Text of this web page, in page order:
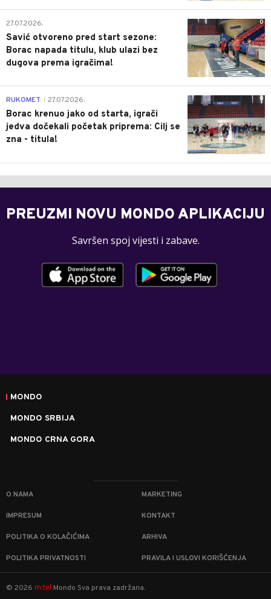
0
27.07.2026.
Savić otvoreno pred start sezone:
Borac napada titulu, klub ulazi bez
dugova prema igračima!
0
RUKOMET 27.07.2026.
Borac krenuo jako od starta, igrači
jedva dočekali početak priprema: Cilj se
zna - titula!
PREUZMI NOVU MONDO APLIKACIJU
Savršen spoj vijesti i zabave.
MONDO
MONDO SRBIJA
MONDO CRNA GORA
O NAMA MARKETING
IMPRESUM KONTAKT
POLITIKA O KOLAČIĆIMA ARHIVA
POLITIKA PRIVATNOSTI PRAVILA I USLOVI KORIŠĆENJA
© 2026 m:tel Mondo Sva prava zadržana.